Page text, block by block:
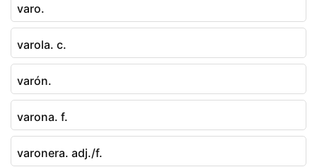
varo.
varola. c.
varón.
varona. f.
varonera. adj./f.